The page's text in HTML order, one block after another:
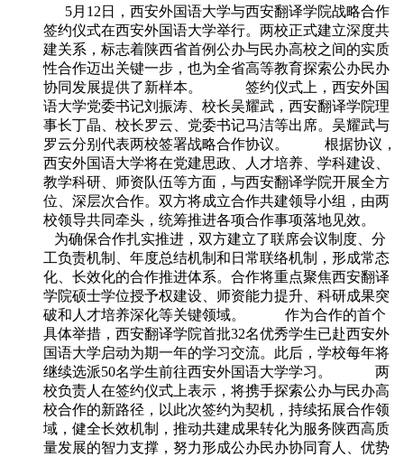
5月12日，西安外国语大学与西安翻译学院战略合作
签约仪式在西安外国语大学举行。两校正式建立深度共
建关系，标志着陕西省首例公办与民办高校之间的实质
性合作迈出关键一步，也为全省高等教育探索公办民办
协同发展提供了新样本。 签约仪式上，西安外国
语大学党委书记刘振涛、校长吴耀武，西安翻译学院理
事长丁晶、校长罗云、党委书记马洁等出席。吴耀武与
罗云分别代表两校签署战略合作协议。 根据协议，
西安外国语大学将在党建思政、人才培养、学科建设、
教学科研、师资队伍等方面，与西安翻译学院开展全方
位、深层次合作。双方将成立合作共建领导小组，由两
校领导共同牵头，统筹推进各项合作事项落地见效。
为确保合作扎实推进，双方建立了联席会议制度、分
工负责机制、年度总结机制和日常联络机制，形成常态
化、长效化的合作推进体系。合作将重点聚焦西安翻译
学院硕士学位授予权建设、师资能力提升、科研成果突
破和人才培养深化等关键领域。 作为合作的首个
具体举措，西安翻译学院首批32名优秀学生已赴西安外
国语大学启动为期一年的学习交流。此后，学校每年将
继续选派50名学生前往西安外国语大学学习。 两
校负责人在签约仪式上表示，将携手探索公办与民办高
校合作的新路径，以此次签约为契机，持续拓展合作领
域，健全长效机制，推动共建成果转化为服务陕西高质
量发展的智力支撑，努力形成公办民办协同育人、优势